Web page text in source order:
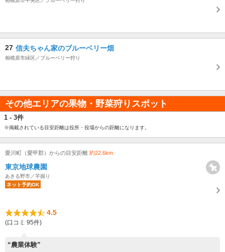
27 信夫ちゃん家のブルーベリー畑
相模原市緑区／ブルーベリー狩り
その他エリアの果物・野菜狩りスポット
1 - 3件
※掲載されている目安距離は役所・役場からの距離になります。
愛川町（愛甲郡）からの目安距離 約22.6km
東京地球農園
あきる野市／芋掘り
ネット予約OK
4.5
(口コミ 95件)
“農業体験”